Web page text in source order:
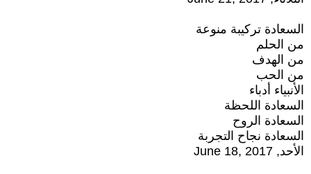
السعادة تركيبة منوعة
من الحلم
من الهدف
من الحب
الأنبياء أدباء
السعادة اللحظة
السعادة الروح
السعادة نجاح التجربة
الأحد, June 18, 2017